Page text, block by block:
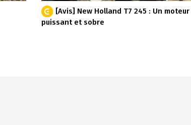
[Avis] New Holland T7 245 : Un moteur
puissant et sobre